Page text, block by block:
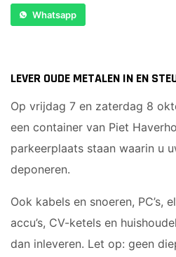
Whatsapp
LEVER OUDE METALEN IN EN
Op vrijdag 7 en zaterdag 8
een container van Piet
parkeerplaats staan waarin u
deponeren.
Ook kabels en snoeren, PC’s,
accu’s, CV-ketels en
dan inleveren. Let op: geen